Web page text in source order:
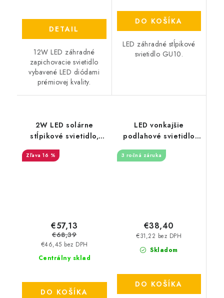
DETAIL
12W LED záhradné
zapichovacie svietidlo
vybavené LED diódami
prémiovej kvality.
DO KOŠÍKA
LED záhradné stĺpikové
svietidlo GU10.
2W LED solárne
stĺpikové svietidlo,
3000/6000K - 110lm -
16 %
Centrálny sklad
€46,45 bez DPH
€57,13
€68,39
DO KOŠÍKA
LED vonkajšie
podlahové svietidlo
4000K - LGL524
3 ročná záruka
Skladom
€31,22 bez DPH
€38,40
DO KOŠÍKA